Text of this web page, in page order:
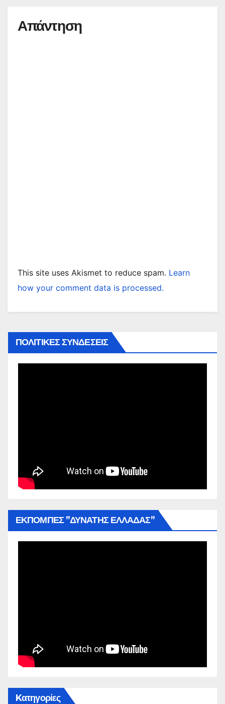
Απάντηση
This site uses Akismet to reduce spam. Learn
how your comment data is processed.
ΠΟΛΙΤΙΚΕΣ ΣΥΝΔΕΣΕΙΣ
ΕΚΠΟΜΠΕΣ ”ΔΥΝΑΤΗΣ ΕΛΛΑΔΑΣ”
Kατηγορίες